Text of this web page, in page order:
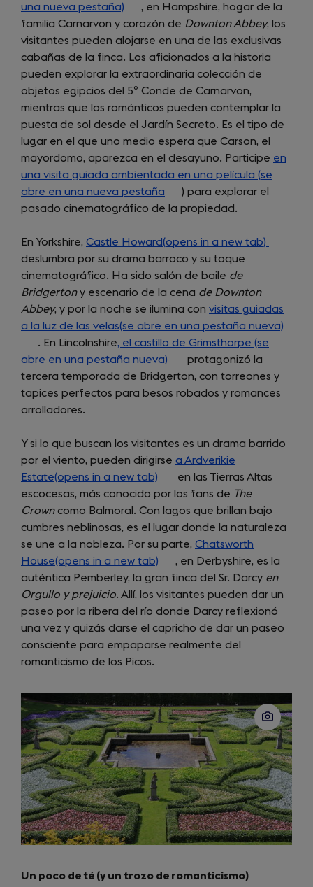
una nueva pestaña) (opens
in
a
new
tab)
, en Hampshire, hogar de la
familia Carnarvon y corazón de Downton Abbey, los
visitantes pueden alojarse en una de las exclusivas
cabañas de la finca. Los aficionados a la historia
pueden explorar la extraordinaria colección de
objetos egipcios del 5º Conde de Carnarvon,
mientras que los románticos pueden contemplar la
puesta de sol desde el Jardín Secreto. Es el tipo de
lugar en el que uno medio espera que Carson, el
mayordomo, aparezca en el desayuno. Participe en
una visita guiada ambientada en una película (se
abre en una nueva pestaña (opens
in
new
tab)
) para explorar el
pasado cinematográfico de la propiedad.
En Yorkshire, Castle Howard(opens in a new tab)
tab)
deslumbra por su drama barroco y su toque
cinematográfico. Ha sido salón de baile de
Bridgertony escenario de la cena de Downton
Abbey, y por la noche se ilumina con visitas guiadas
a la luz de las velas(se abre en una pestaña nueva)
. En Lincolnshire, el castillo de Grimsthorpe (se
abre en una pestaña nueva)
(opens
in
a
protagonizó la
tercera temporada de Bridgerton, con torreones y
tapices perfectos para besos robados y romances
arrolladores.
Y si lo que buscan los visitantes es un drama barrido
por el viento, pueden dirigirse a Ardverikie
Estate(opens in a new tab) (opens
in
a
new
tab)
en las Tierras Altas
escocesas, más conocido por los fans de The
Crowncomo Balmoral. Con lagos que brillan bajo
cumbres neblinosas, es el lugar donde la naturaleza
se une a la nobleza. Por su parte, Chatsworth
House(opens in a new tab) (opens
in
a
new
tab)
, en Derbyshire, es la
auténtica Pemberley, la gran finca del Sr. Darcy en
Orgullo y prejuicio. Allí, los visitantes pueden dar un
paseo por la ribera del río donde Darcy reflexionó
una vez y quizás darse el capricho de dar un paseo
consciente para empaparse realmente del
romanticismo de los Picos.
Un poco de té (y un trozo de romanticismo)